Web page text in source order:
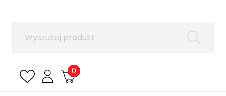
0
Aby zapisać produkty na liście ulubionych, musisz